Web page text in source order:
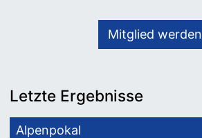
Mitglied werden
Letzte Ergebnisse
Alpenpokal